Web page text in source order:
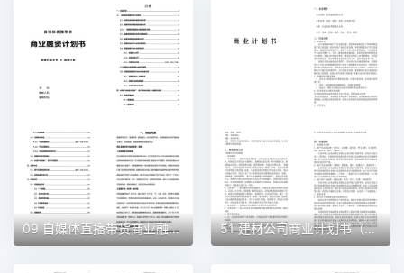
09 自媒体直播带货商业融资计划书（word+ppt配套）创业计划书word模板 51 建材公司商业计划书（word+ppt配套）创业计划书word模板